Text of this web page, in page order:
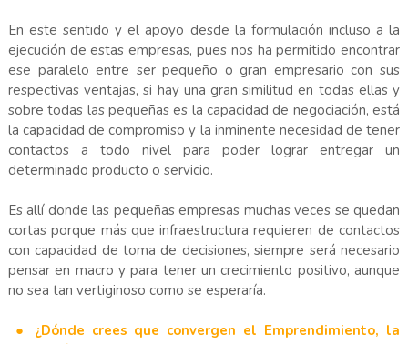
En este sentido y el apoyo desde la formulación incluso a la
ejecución de estas empresas, pues nos ha permitido encontrar
ese paralelo entre ser pequeño o gran empresario con sus
respectivas ventajas, si hay una gran similitud en todas ellas y
sobre todas las pequeñas es la capacidad de negociación, está
la capacidad de compromiso y la inminente necesidad de tener
contactos a todo nivel para poder lograr entregar un
determinado producto o servicio.
Es allí donde las pequeñas empresas muchas veces se quedan
cortas porque más que infraestructura requieren de contactos
con capacidad de toma de decisiones, siempre será necesario
pensar en macro y para tener un crecimiento positivo, aunque
no sea tan vertiginoso como se esperaría.
● ¿Dónde crees que convergen el Emprendimiento, la